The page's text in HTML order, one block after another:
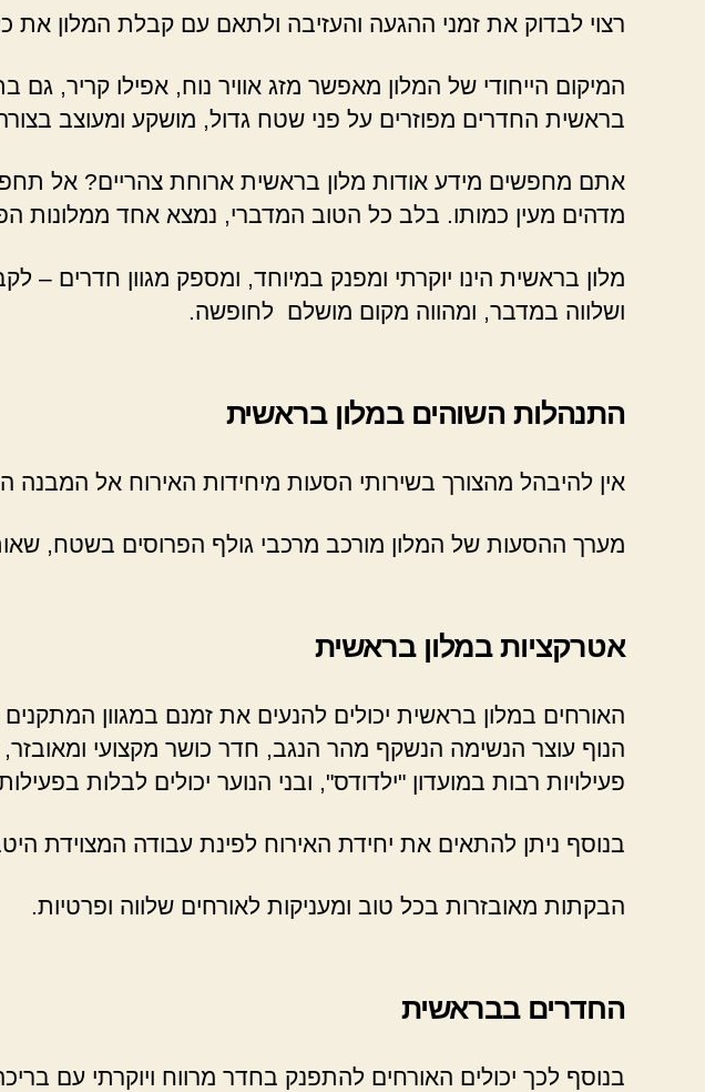
רצוי לבדוק את זמני ההגעה והעזיבה ולתאם עם קבלת המלון את
המיקום הייחודי של המלון מאפשר מזג אוויר נוח, אפילו קריר,
בראשית החדרים מפוזרים על פני שטח גדול, מושקע ומעוצב
אתם מחפשים מידע אודות מלון בראשית ארוחת צהריים? אל
מדהים מעין כמותו. בלב כל הטוב המדברי, נמצא אחד ממלונות
מלון בראשית הינו יוקרתי ומפנק במיוחד, ומספק מגוון חדרים –
ושלווה במדבר, ומהווה מקום מושלם לחופשה.
התנהלות השוהים במלון בראשית
אין להיבהל מהצורך בשירותי הסעות מיחידות האירוח אל המבנה
מערך ההסעות של המלון מורכב מרכבי גולף הפרוסים בשטח,
אטרקציות במלון בראשית
האורחים במלון בראשית יכולים להנעים את זמנם במגוון
הנוף עוצר הנשימה הנשקף מהר הנגב, חדר כושר מקצועי
פעילויות רבות במועדון "ילדודס", ובני הנוער יכולים לבלות
בנוסף ניתן להתאים את יחידת האירוח לפינת עבודה המצוידת
הבקתות מאובזרות בכל טוב ומעניקות לאורחים שלווה ופרטיות.
החדרים בבראשית
בנוסף לכך יכולים האורחים להתפנק בחדר מרווח ויוקרתי עם